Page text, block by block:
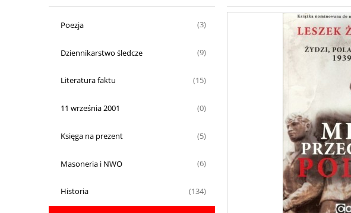
Poezja (3)
Dziennikarstwo śledcze (9)
Literatura faktu (15)
11 września 2001 (0)
Księga na prezent (5)
Masoneria i NWO (6)
Historia (134)